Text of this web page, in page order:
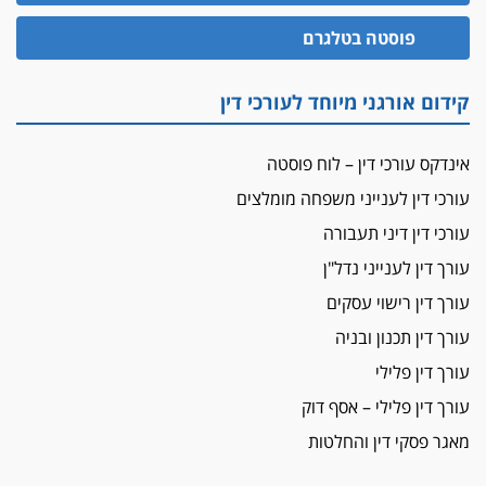
הזכות לטנף
זוכה עורך-דין שהשווה את ברק לסינוואר ואת
מאסר לעורך הדין
פיקטיביות בשם פלסטינים
על המידתיות
ביה"ד המשמעתי ביטל השעיה לצמיתות של
עורכת-דין שהביעה שמחה ב-7 באוקטובר
אשם
עו"ד הלל בבייב הורשע בהונאת עשרות לקוחות,
ההסדר: 7-9 שנות מאסר
דין ומקרקעין
עורך דין ברמת השרון נחקר בחשד למרמה בעסקת
פוסטה בטלגרם
קידום אורגני מיוחד לעורכי דין
אינדקס עורכי דין – לוח פוסטה
עורכי דין לענייני משפחה מומלצים
עורכי דין דיני תעבורה
עורך דין לענייני נדל"ן
עורך דין רישוי עסקים
עורך דין תכנון ובניה
עורך דין פלילי
עורך דין פלילי – אסף דוק
מאגר פסקי דין והחלטות